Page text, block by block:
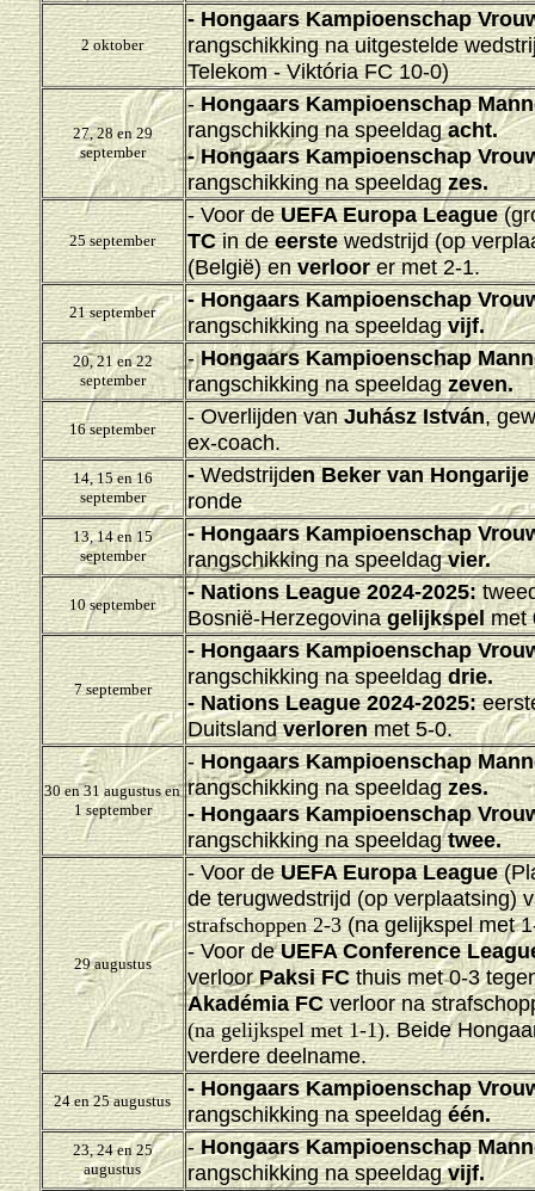
2 oktober
-Hongaars Kampioenschap
rangschikking na uitgestelde
Telekom - Viktória FC 10-0)
27, 28 en 29
september
-Hongaars Kampioenschap
rangschikking na speeldagacht.
-Hongaars Kampioenschap
rangschikking na speeldagzes.
25 september
- Voor deUEFA Europa League
TCin deeerstewedstrijd (op
(België) enverloorer met 2-1.
21 september
-Hongaars Kampioenschap
rangschikking na speeldagvijf.
20, 21 en 22
september
-Hongaars Kampioenschap
rangschikking na speeldagzeven.
16 september
- Overlijden vanJuhász István,
ex-coach.
14, 15 en 16
september
-Wedstrijden Beker van Hongarije
ronde
13, 14 en 15
september
-Hongaars Kampioenschap
rangschikking na speeldagvier.
10 september
-Nations League 2024-2025:
Bosnië-Herzegovinagelijkspelmet
7 september
-Hongaars Kampioenschap
rangschikking na speeldagdrie.
-Nations League 2024-2025:
Duitslandverlorenmet 5-0.
30 en 31 augustus en
1 september
-Hongaars Kampioenschap
rangschikking na speeldagzes.
-Hongaars Kampioenschap
rangschikking na speeldagtwee.
29 augustus
- Voor deUEFA Europa League
de terugwedstrijd (op verplaatsing)
strafschoppen 2-3(na gelijkspel met
- Voor deUEFA Conference
verloorPaksi FCthuismet 0-3
Akadémia FCverloor na
(na gelijkspel met 1-1). Beide
verdere deelname.
24 en 25 augustus
-Hongaars Kampioenschap
rangschikking na speeldagéén.
23, 24 en 25
augustus
-Hongaars Kampioenschap
rangschikking na speeldagvijf.